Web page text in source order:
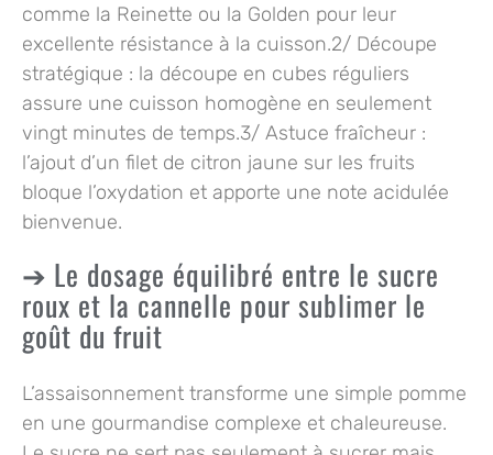
comme la Reinette ou la Golden pour leur
excellente résistance à la cuisson.2/ Découpe
stratégique : la découpe en cubes réguliers
assure une cuisson homogène en seulement
vingt minutes de temps.3/ Astuce fraîcheur :
l’ajout d’un filet de citron jaune sur les fruits
bloque l’oxydation et apporte une note acidulée
bienvenue.
Le dosage équilibré entre le sucre
roux et la cannelle pour sublimer le
goût du fruit
L’assaisonnement transforme une simple pomme
en une gourmandise complexe et chaleureuse.